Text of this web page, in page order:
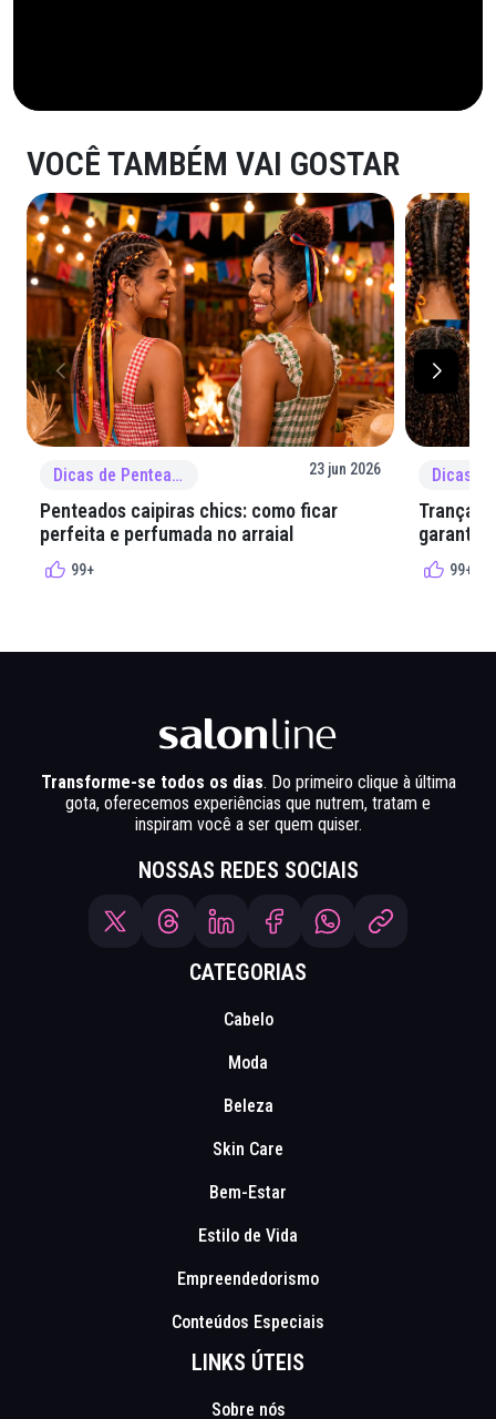
VOCÊ TAMBÉM VAI GOSTAR
Dicas de Penteado 23 jun 2026
Penteados caipiras chics: como ficar
perfeita e perfumada no arraial
99+
Tranças
garantir
99+
Transforme-se todos os dias. Do primeiro clique à última
gota, oferecemos experiências que nutrem, tratam e
inspiram você a ser quem quiser.
NOSSAS REDES SOCIAIS
CATEGORIAS
Cabelo
Moda
Beleza
Skin Care
Bem-Estar
Estilo de Vida
Empreendedorismo
Conteúdos Especiais
LINKS ÚTEIS
Sobre nós